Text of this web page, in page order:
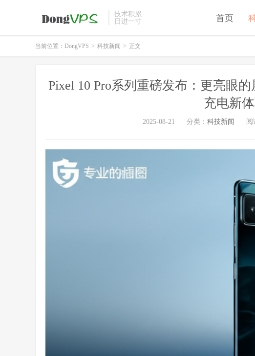
技术积累
日进一寸
首页
当前位置： DongVPS > 科技新闻 > 正文
Pixel 10 Pro系列重磅发布：更亮眼
充电新
2025-08-21 分类： 科技新闻 阅